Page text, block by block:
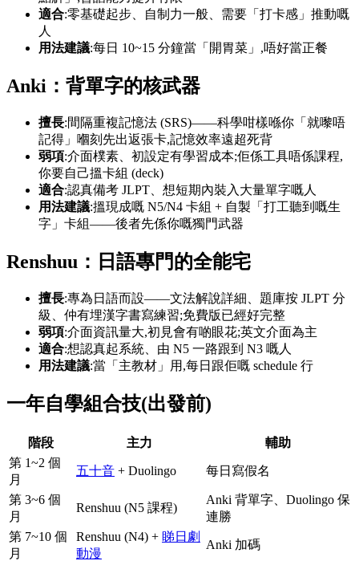
適合:零基礎起步、自制力一般、需要「打卡感」推動嘅
人
用法建議:每日 10~15 分鐘當「開胃菜」,唔好當正餐
Anki：背單字的核武器
擅長:間隔重複記憶法 (SRS)——科學咁樣喺你「就嚟唔
記得」嗰刻先出返張卡,記憶效率遠超死背
弱項:介面樸素、初設定有學習成本;佢係工具唔係課程,
你要自己搵卡組 (deck)
適合:認真備考 JLPT、想短期內裝入大量單字嘅人
用法建議:搵現成嘅 N5/N4 卡組 + 自製「打工聽到嘅生
字」卡組——後者先係你嘅獨門武器
Renshuu：日語專門的全能宅
擅長:專為日語而設——文法解說詳細、題庫按 JLPT 分
級、仲有埋漢字書寫練習;免費版已經好完整
弱項:介面資訊量大,初見會有啲眼花;英文介面為主
適合:想認真起系統、由 N5 一路跟到 N3 嘅人
用法建議:當「主教材」用,每日跟佢嘅 schedule 行
一年自學組合技(出發前)
階段 主力
輔助
第 1~2 個
月
五十音 + Duolingo 每日寫假名
第 3~6 個
月
Renshuu (N5 課程)
Anki 背單字、Duolingo 保
連勝
第 7~10 個
月
Renshuu (N4) + 睇日劇
動漫
Anki 加碼